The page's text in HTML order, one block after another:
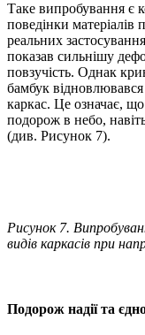
Таке випробування є
поведінки
реальних
показав сильнішу
повзучість. Однак
бамбук
каркас. Це означає,
подорож в небо,
(див. Рисунок 7).
Рисунок 7.
видів каркасів при
Подорож надії та